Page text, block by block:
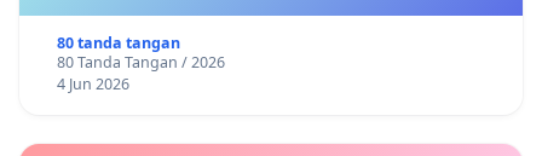
80 tanda tangan
80 Tanda Tangan / 2026
4 Jun 2026